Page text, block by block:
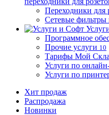
Переходники для
Сетевые фильтры
Программное
Прочие услуги 10
Тарифы Мой
Услуги по
Услуги по
Хит продаж
Распродажа
Новинки